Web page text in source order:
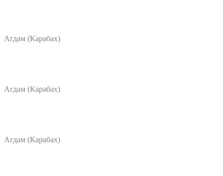
Агдам (Карабах)
Агдам (Карабах)
Агдам (Карабах)